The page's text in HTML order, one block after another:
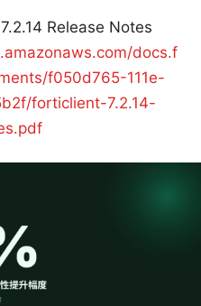
Release Notes
docs.f
f050d765-111e-
forticlient-7.2.14-